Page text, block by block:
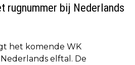
rugnummer bij Nederlands
het komende WK
elftal. De